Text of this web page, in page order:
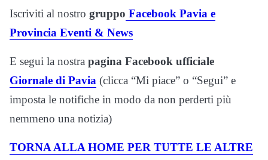
Iscriviti al nostro gruppo Facebook Pavia e
Provincia Eventi & News
E segui la nostra pagina Facebook ufficiale
Giornale di Pavia (clicca “Mi piace” o “Segui” e
imposta le notifiche in modo da non perderti più
nemmeno una notizia)
TORNA ALLA HOME PER TUTTE LE ALTRE